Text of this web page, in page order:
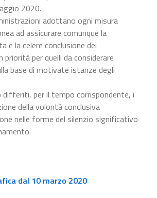
2020.
adottano ogni misura
ad assicurare comunque la
e la celere conclusione dei
priorità per quelli da considerare
base di motivate istanze degli
per il tempo corrispondente, i
della volontà conclusiva
nelle forme del silenzio significativo
dal 10 marzo 2020